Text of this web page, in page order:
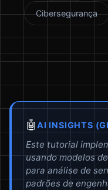
Cibersegurança
🤖AI INSIGHTS
Este tutorial
usando modelos
para análise de
padrões de